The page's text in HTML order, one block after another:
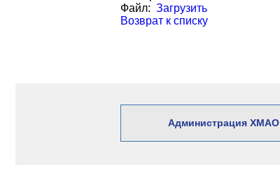
Файл: Загрузить
Возврат к списку
Администрация ХМАО